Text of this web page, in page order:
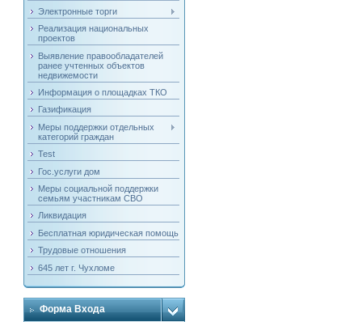
Электронные торги
Реализация национальных
проектов
Выявление правообладателей
ранее учтенных объектов
недвижемости
Информация о площадках ТКО
Газификация
Меры поддержки отдельных
категорий граждан
Test
Гос.услуги дом
Меры социальной поддержки
семьям участникам СВО
Ликвидация
Бесплатная юридическая помощь
Трудовые отношения
645 лет г. Чухломе
Форма Входа